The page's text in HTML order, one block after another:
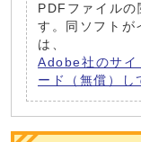
PDFファイル
す。同ソフトが
は、
Adobe社のサ
ード（無償）し